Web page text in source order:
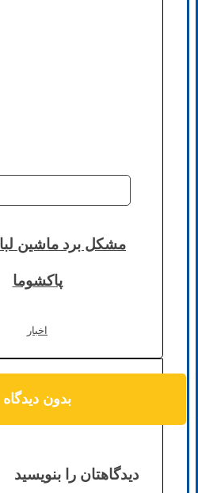
مشکل برد ماشین
پاکشوما
اخبار
بدون دیدگاه
دیدگاهتان را بنویسید